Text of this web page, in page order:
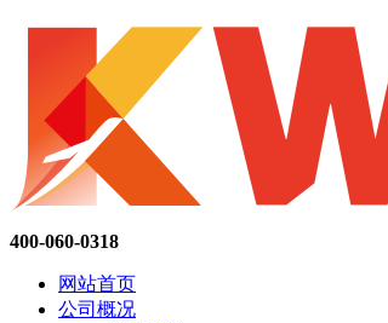
400-060-0318
网站首页
公司概况